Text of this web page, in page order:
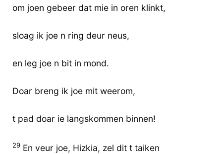
om joen gebeer dat mie in oren klinkt,
sloag ik joe n ring deur neus,
en leg joe n bit in mond.
Doar breng ik joe mit weerom,
t pad doar ie langskommen binnen!
29 En veur joe, Hizkia, zel dit t taiken